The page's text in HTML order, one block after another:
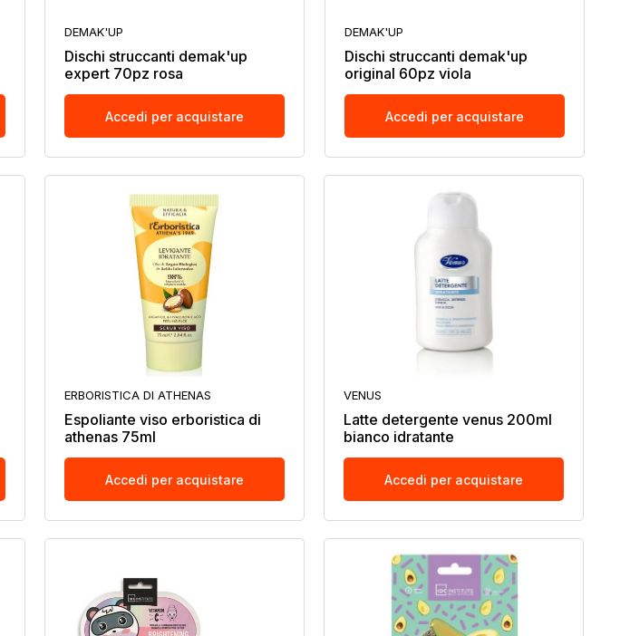
DEMAK'UP
Dischi struccanti demak'up
expert 70pz rosa
Accedi per acquistare
DEMAK'UP
Dischi struccanti demak'up
original 60pz viola
Accedi per acquistare
ERBORISTICA DI ATHENAS
Espoliante viso erboristica di
athenas 75ml
Accedi per acquistare
VENUS
Latte detergente venus 200ml
bianco idratante
Accedi per acquistare